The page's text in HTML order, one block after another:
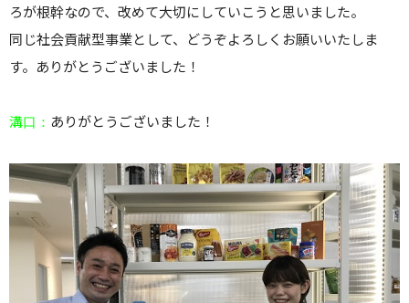
ろが根幹なので、改めて大切にしていこうと思いました。
同じ社会貢献型事業として、どうぞよろしくお願いいたしま
す。ありがとうございました！
溝口： ありがとうございました！